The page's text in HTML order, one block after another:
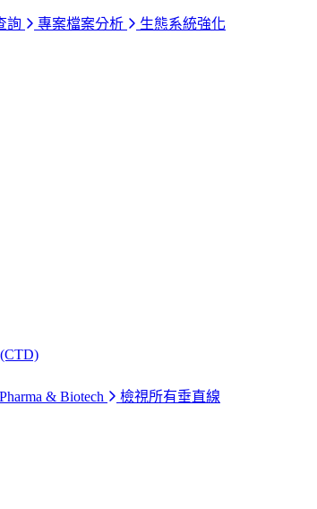
詢 專案檔案分析
生態系統強化
Pharma & Biotech
檢視所有垂直線